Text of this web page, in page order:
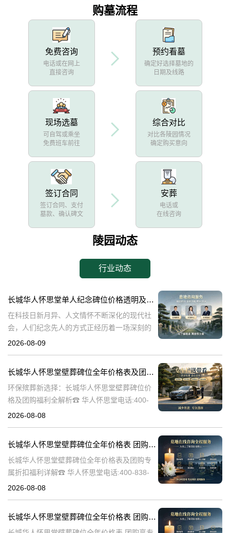
购墓流程
免费咨询
电话或在网上
直接咨询
预约看墓
确定好选择墓地的
日期及线路
现场选墓
可自驾或乘坐
免费班车前往
综合对比
对比各陵园情况
确定购买意向
签订合同
签订合同、支付
墓款、确认碑文
安葬
电话或
在线咨询
陵园动态
行业动态
长城华人怀思堂单人纪念碑位价格透明及空间升级活动限时开启详解
在科技日新月异、人文情怀不断深化的现代社
会，人们纪念先人的方式正经历着一场深刻的
变革。科技与人文的交融，为传统的追思仪式
2026-08-09
长城华人怀思堂壁葬碑位全年价格表及团购专属折扣福利详解
环保殡葬新选择：长城华人怀思堂壁葬碑位价
格及团购福利全解析☎ 华人怀思堂电话:400-
838-5063随着现代人对身后事的规划日益细
2026-08-08
长城华人怀思堂壁葬碑位全年价格表 团购享专属折扣福利详解
长城华人怀思堂壁葬碑位全年价格表及团购专
属折扣福利详解☎ 华人怀思堂电话:400-838-
5063随着社会的发展和人们观念的转变，越来
2026-08-08
长城华人怀思堂壁葬碑位全年价格表 团购享专属折扣福利详解